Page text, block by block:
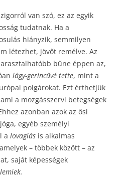
van szó, ez az egyik
tudatnak. Ha a
hiányzik, semmilyen
létezhet, jövőt remélve. Az
bűne éppen az,
lágy-gerincűvé tette, mint a
polgárokat. Ezt érthetjük
a mozgásszervi betegségek
azonban azok az ősi
egyéb személyi
a lovaglás is alkalmas
– többek között – az
saját képességek